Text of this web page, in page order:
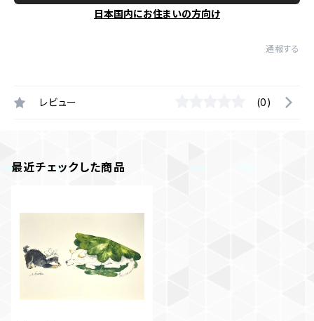
日本国内にお住まいの方向け
通報する
レビュー (0)
最近チェックした商品